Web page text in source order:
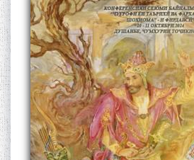
Сухбати навқаламон бо
Муъмин Қаноат\Meeting of
young talents with Mumyin
Kanoat